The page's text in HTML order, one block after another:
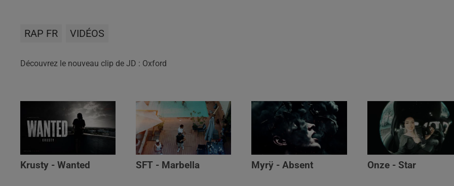
RAP FR VIDÉOS
Découvrez le nouveau clip de JD : Oxford
Krusty - Wanted SFT - Marbella Myrÿ - Absent Onze - Star